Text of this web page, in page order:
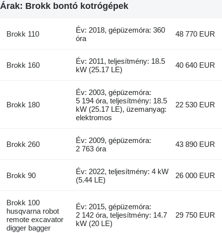
Árak: Brokk bontó kotrógépek
Brokk 110
Év: 2018, gépüzemóra: 360
óra
48 770 EUR
Brokk 160
Év: 2011, teljesítmény: 18.5
kW (25.17 LE)
40 640 EUR
Brokk 180
Év: 2003, gépüzemóra:
5 194 óra, teljesítmény: 18.5
kW (25.17 LE), üzemanyag:
elektromos
22 530 EUR
Brokk 260
Év: 2009, gépüzemóra:
2 763 óra
43 890 EUR
Brokk 90
Év: 2022, teljesítmény: 4 kW
(5.44 LE)
26 000 EUR
Brokk 100
husqvarna robot
remote excavator
digger bagger
Év: 2015, gépüzemóra:
2 142 óra, teljesítmény: 14.7
kW (20 LE)
29 750 EUR